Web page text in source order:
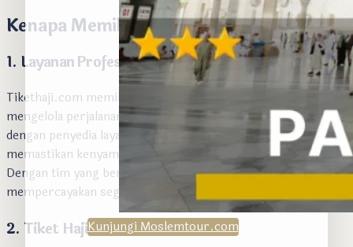
Kunjungi Moslemtour.com
Kenapa Memilih Tikethaji.com?
1. Layanan Profesional dan Terpercaya
Tikethaji.com memiliki pengalaman bertahun-tahun dalam
mengelola perjalanan haji dan umrah. Kami bekerja sama
dengan penyedia layanan terbaik di Makkah dan Madinah untuk
memastikan kenyamanan selama berada di Tanah Suci.
Dengan tim yang berpengalaman, sahabat tikethaji dapat
mempercayakan segala persiapan perjalanan kepada kami.
2. Tiket Haji dan UmrahTermurah